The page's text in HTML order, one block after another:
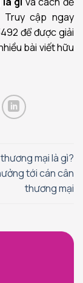
cập ngay
để được giải
bài viết hữu
mại là gì?
tới cán cân
thương mại